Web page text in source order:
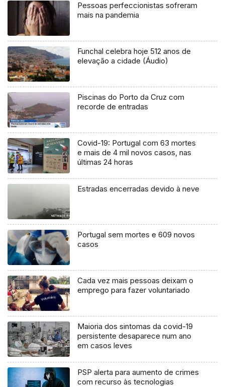
Pessoas perfeccionistas sofreram
mais na pandemia
Funchal celebra hoje 512 anos de
elevação a cidade (Áudio)
Piscinas do Porto da Cruz com
recorde de entradas
Covid-19: Portugal com 63 mortes
e mais de 4 mil novos casos, nas
últimas 24 horas
Estradas encerradas devido à neve
Portugal sem mortes e 609 novos
casos
Cada vez mais pessoas deixam o
emprego para fazer voluntariado
Maioria dos sintomas da covid-19
persistente desaparece num ano
em casos leves
PSP alerta para aumento de crimes
com recurso às tecnologias